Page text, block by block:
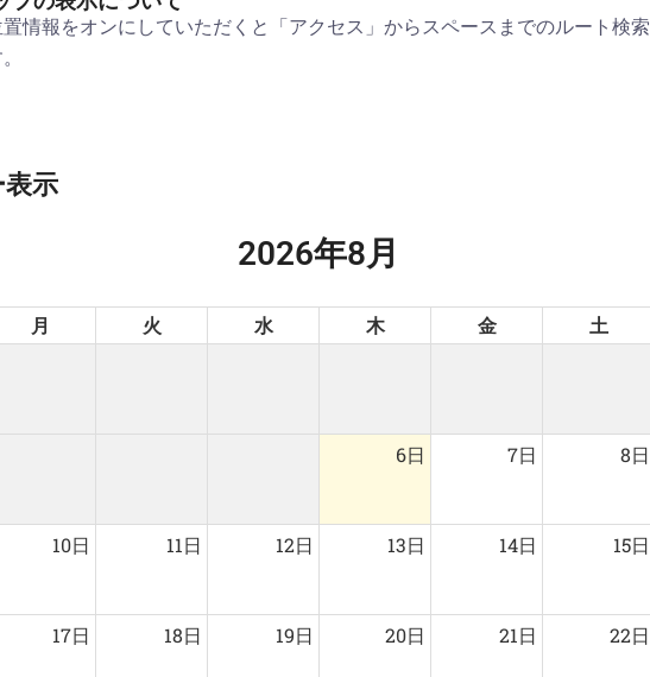
情報をオンにしていただくと「アクセス」からスペースまでのルート検索
示
2026年8月
月 火 水 木 金 土
6日 7日 8日
10日 11日 12日 13日 14日 15日
17日 18日 19日 20日 21日 22日